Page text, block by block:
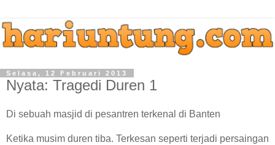
Selasa, 12 Februari 2013
Nyata: Tragedi Duren 1
Di sebuah masjid di pesantren terkenal di Banten
Ketika musim duren tiba. Terkesan seperti terjadi persaingan